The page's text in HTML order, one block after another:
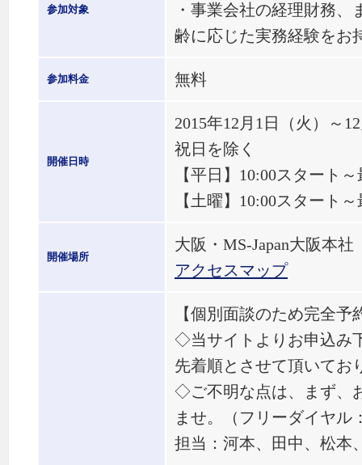
参加対象
・事業会社の経理財務
齢に応じた実務経験をお
参加料金 無料
開催日時
2015年12月1日（火）
祝日を除く
【平日】10:00スタート
【土曜】10:00スタート
開催場所
大阪・MS-Japan大阪本社
アクセスマップ
【個別面談のため完全予
◇当サイトよりお申込み
先着順とさせて頂いてお
◇ご不明な点は、まず、
ませ。（フリーダイヤル
担当：河本、田中、松本